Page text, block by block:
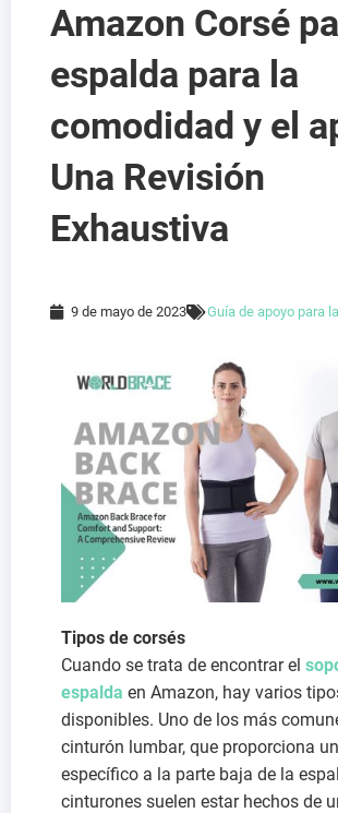
Amazon Corsé
espalda para la
comodidad y el
Una Revisión
Exhaustiva
9 de mayo de 2023 Guía de apoyo para
Tipos de corsés
Cuando se trata de encontrar el
espalda en Amazon, hay varios
disponibles. Uno de los más
cinturón lumbar, que proporciona
específico a la parte baja de la
cinturones suelen estar hechos de